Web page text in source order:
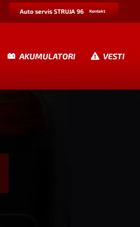
Auto servis STRUJA 96 Kontakt
AKUMULATORI VESTI